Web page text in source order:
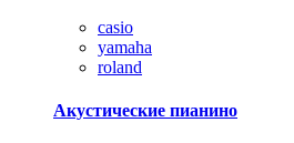
casio
yamaha
roland
Акустические пианино